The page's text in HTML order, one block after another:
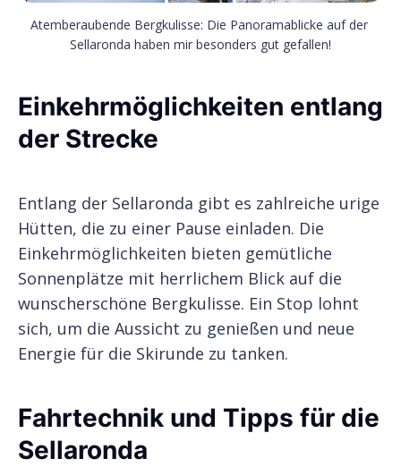
Atemberaubende Bergkulisse: Die Panoramablicke auf der
Sellaronda haben mir besonders gut gefallen!
Einkehrmöglichkeiten entlang
der Strecke
Entlang der Sellaronda gibt es zahlreiche urige
Hütten, die zu einer Pause einladen. Die
Einkehrmöglichkeiten bieten gemütliche
Sonnenplätze mit herrlichem Blick auf die
wunscherschöne Bergkulisse. Ein Stop lohnt
sich, um die Aussicht zu genießen und neue
Energie für die Skirunde zu tanken.
Fahrtechnik und Tipps für die
Sellaronda